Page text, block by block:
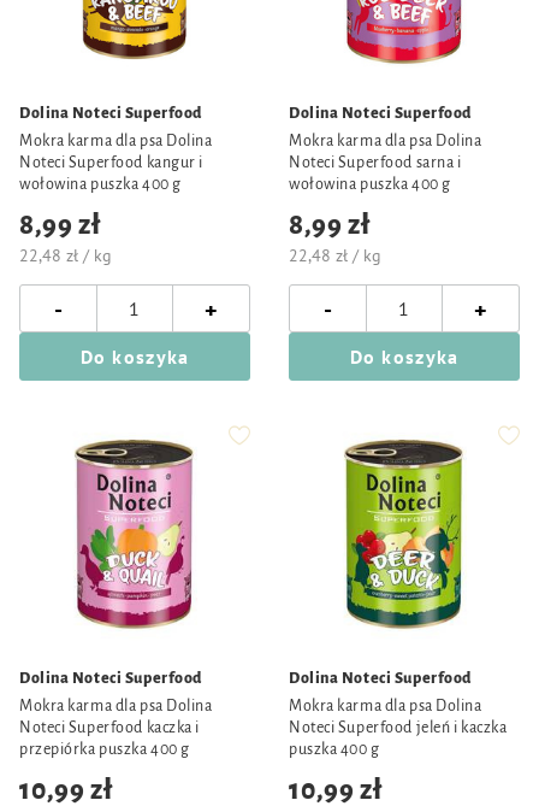
Dolina Noteci Superfood
Mokra karma dla psa Dolina
Noteci Superfood kangur i
wołowina puszka 400 g
8,99 zł
22,48 zł / kg
- +
Do koszyka
Dolina Noteci Superfood
Mokra karma dla psa Dolina
Noteci Superfood sarna i
wołowina puszka 400 g
8,99 zł
22,48 zł / kg
- +
Do koszyka
Dolina Noteci Superfood
Mokra karma dla psa Dolina
Noteci Superfood kaczka i
przepiórka puszka 400 g
10,99 zł
Dolina Noteci Superfood
Mokra karma dla psa Dolina
Noteci Superfood jeleń i kaczka
puszka 400 g
10,99 zł